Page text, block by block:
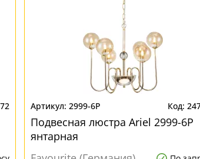
2999-6P
Подвесная люстра Ariel 2999-6P
янтарная